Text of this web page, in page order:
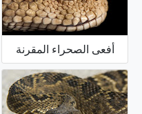
أفعى الصحراء المقرنة